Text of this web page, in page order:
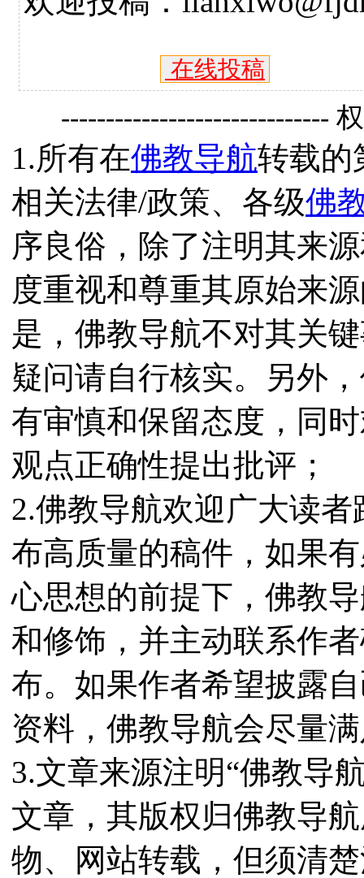
在线投稿
------------------------------
1.所有在佛教导航转载的
相关法律/政策、各级佛
序良俗，除了注明其来
度重视和尊重其原始来
是，佛教导航不对其关
疑问请自行核实。另外
有审慎和保留态度，同
观点正确性提出批评；
2.佛教导航欢迎广大读
布高质量的稿件，如果
心思想的前提下，佛教
和修饰，并主动联系作
布。如果作者希望披露
资料，佛教导航会尽量
3.文章来源注明“佛教导
文章，其版权归佛教导
物、网站转载，但须清